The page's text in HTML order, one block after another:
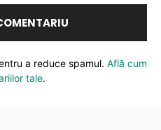
a reduce spamul. Află cum
tale.